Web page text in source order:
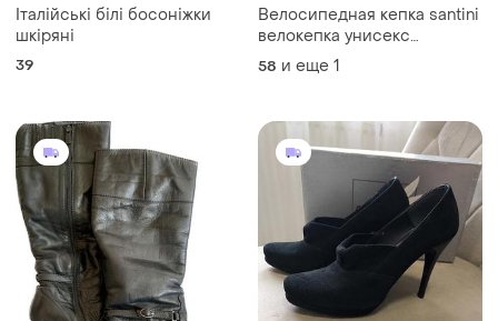
Італійські білі босоніжки
шкіряні
39
Велосипедная кепка santini
велокепка унисекс
разноцветная размер 57-59
58 и еще 1